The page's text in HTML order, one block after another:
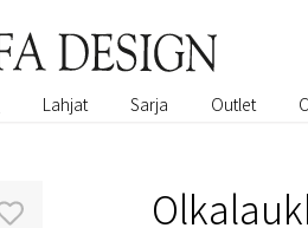
Lahjat Sarja Outlet